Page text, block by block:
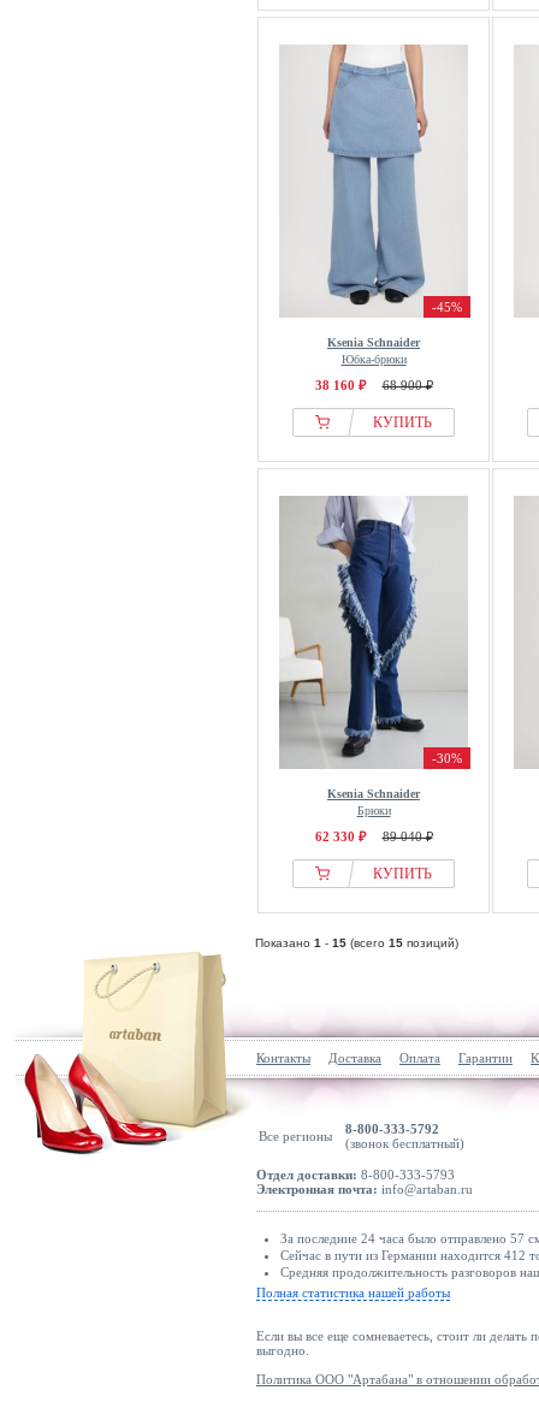
-45%
Ksenia Schnaider
Юбка-брюки
38 160 ₽ 68 900 ₽
КУПИТЬ
-30%
Ksenia Schnaider
Брюки
62 330 ₽ 89 040 ₽
КУПИТЬ
Показано 1 - 15 (всего 15 позиций)
Контакты Доставка Оплата Гарантии
Все регионы
8-800-333-5792
(звонок бесплатный)
Отдел доставки: 8-800-333-5793
Электронная почта: info@artaban.ru
За последние 24 часа было отправлено 57
Сейчас в пути из Германии находится 412
Средняя продолжительность разговоров
Полная статистика нашей работы
Если вы все еще сомневаетесь, стоит ли делать
выгодно.
Политика ООО "Артабана" в отношении